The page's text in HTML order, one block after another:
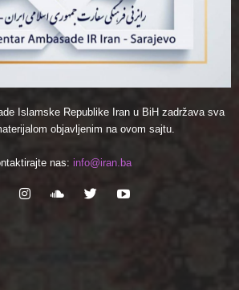
Islamske Republike Iran u BiH zadržava sva
objavljenim na ovom sajtu.
nas: info@iran.ba